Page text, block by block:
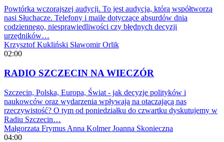
Powtórka wczorajszej audycji. To jest audycja, którą współtworzą
nasi Słuchacze. Telefony i maile dotyczące absurdów dnia
codziennego, niesprawiedliwości czy błędnych decyzji
urzędników…
Krzysztof Kukliński Sławomir Orlik
02:00
RADIO SZCZECIN NA WIECZÓR
Szczecin, Polska, Europa, Świat - jak decyzje polityków i
naukowców oraz wydarzenia wpływają na otaczającą nas
rzeczywistość? O tym od poniedziałku do czwartku dyskutujemy w
Radiu Szczecin…
Małgorzata Frymus Anna Kolmer Joanna Skonieczna
04:00